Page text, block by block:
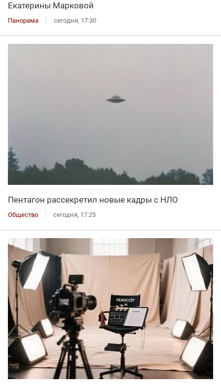
Екатерины Марковой
Панорама сегодня, 17:30
Пентагон рассекретил новые кадры с НЛО
Общество сегодня, 17:25